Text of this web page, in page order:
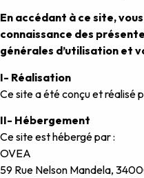
En accédant à ce site,
connaissance des
générales d’utilisation et
I- Réalisation
Ce site a été conçu et réalisé
II- Hébergement
Ce site est hébergé par :
OVEA
59 Rue Nelson Mandela,